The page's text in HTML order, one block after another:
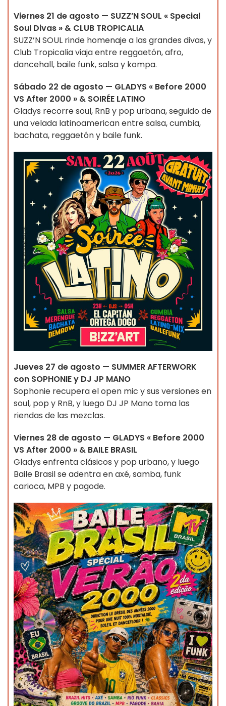
Viernes 21 de agosto — SUZZ’N SOUL « Special
Soul Divas » & CLUB TROPICALIA
SUZZ’N SOUL rinde homenaje a las grandes divas, y
Club Tropicalia viaja entre reggaetón, afro,
dancehall, baile funk, salsa y kompa.
Sábado 22 de agosto — GLADYS « Before 2000
VS After 2000 » & SOIRÉE LATINO
Gladys recorre soul, RnB y pop urbana, seguido de
una velada latinoamerican entre salsa, cumbia,
bachata, reggaetón y baile funk.
Jueves 27 de agosto — SUMMER AFTERWORK
con SOPHONIE y DJ JP MANO
Sophonie recupera el open mic y sus versiones en
soul, pop y RnB, y luego DJ JP Mano toma las
riendas de las mezclas.
Viernes 28 de agosto — GLADYS « Before 2000
VS After 2000 » & BAILE BRASIL
Gladys enfrenta clásicos y pop urbano, y luego
Baile Brasil se adentra en axé, samba, funk
carioca, MPB y pagode.